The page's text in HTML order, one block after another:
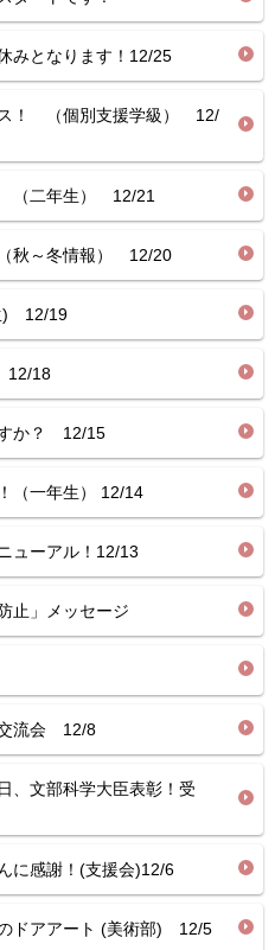
みとなります！12/25
ス！ （個別支援学級） 12/
（二年生） 12/21
秋～冬情報） 12/20
) 12/19
12/18
か？ 12/15
（一年生） 12/14
ューアル！12/13
止」メッセージ
交流会 12/8
文部科学大臣表彰！受
に感謝！(支援会)12/6
ドアアート (美術部) 12/5